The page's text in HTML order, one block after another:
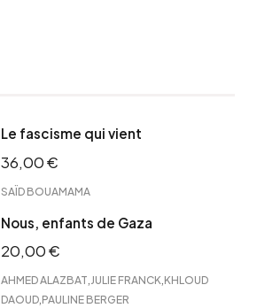
Le fascisme qui vient
36,00€
SAÏD BOUAMAMA
Nous, enfants de Gaza
20,00€
AHMED ALAZBAT,JULIE FRANCK,KHLOUD
DAOUD,PAULINE BERGER